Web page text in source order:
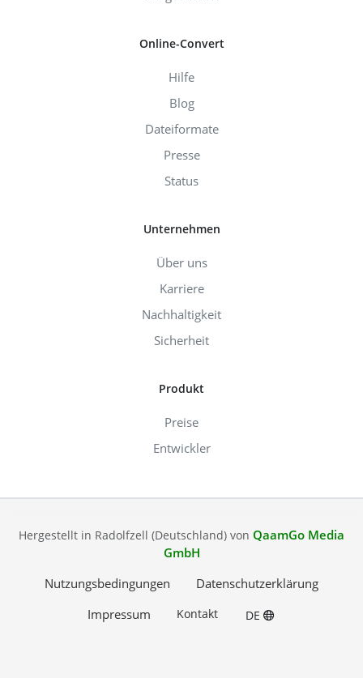
Online-Convert
Hilfe
Blog
Dateiformate
Presse
Status
Unternehmen
Über uns
Karriere
Nachhaltigkeit
Sicherheit
Produkt
Preise
Entwickler
Hergestellt in Radolfzell (Deutschland) von QaamGo Media
GmbH
Nutzungsbedingungen
Datenschutzerklärung
Impressum
Kontakt DE